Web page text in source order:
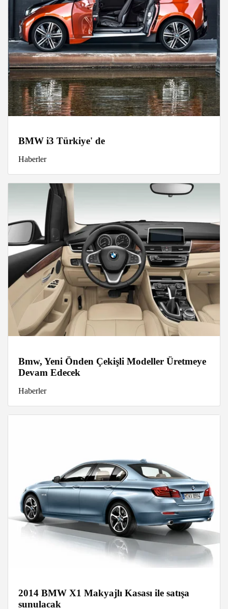
BMW i3 Türkiye' de
Haberler
Bmw, Yeni Önden Çekişli Modeller Üretmeye
Devam Edecek
Haberler
2014 BMW X1 Makyajlı Kasası ile satışa
sunulacak